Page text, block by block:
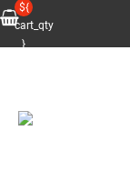
${
cart_qty
}